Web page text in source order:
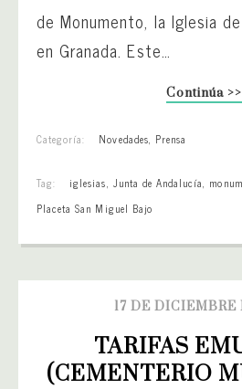
de Monumento, la Iglesia
en Granada. Este…
Continúa >>
Categoría: Novedades, Prensa
Tag: iglesias, Junta de Andalucía,
Placeta San Miguel Bajo
17 DE DICIEMBRE
TARIFAS
(CEMENTERIO